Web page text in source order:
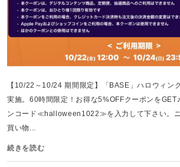
【10/22～10/24 期間限定】「BASE」ハロウィン
実施。60時間限定！お得な5%OFFクーポンを
ンコード≪halloween1022≫を入力して下さい。
買い物...
続きを読む